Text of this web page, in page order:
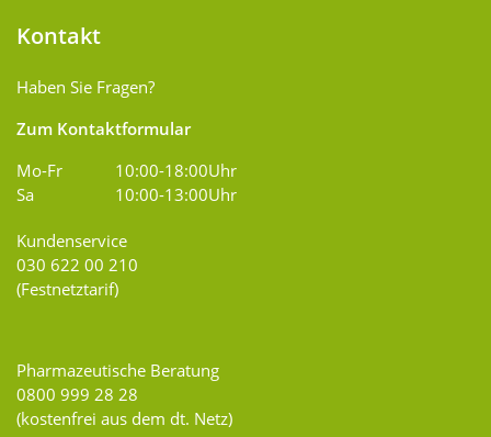
Kontakt
Haben Sie Fragen?
Zum Kontaktformular
Mo-Fr
10:00-18:00Uhr
Sa
10:00-13:00Uhr
Kundenservice
030 622 00 210
(Festnetztarif)
Pharmazeutische Beratung
0800 999 28 28
(kostenfrei aus dem dt. Netz)